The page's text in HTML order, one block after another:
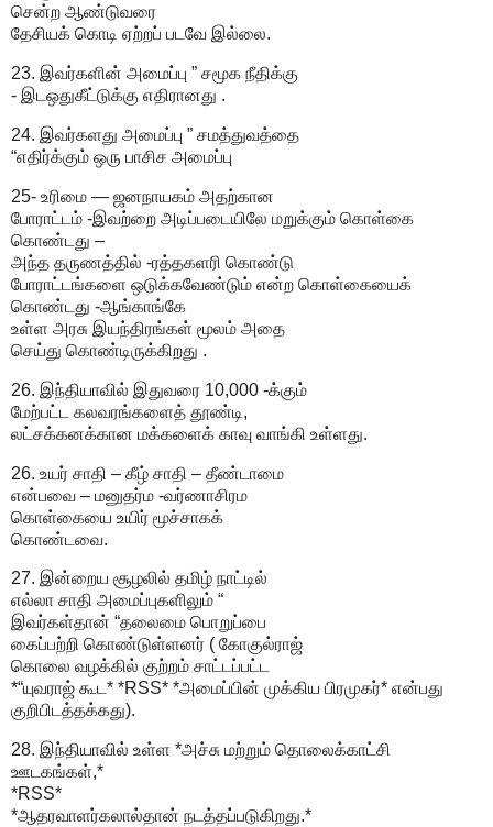
சென்ற ஆண்டுவரை
தேசியக் கொடி ஏற்றப் படவே இல்லை.
23. இவர்களின் அமைப்பு ” சமூக நீதிக்கு
- இடஒதுகீட்டுக்கு எதிரானது .
24. இவர்களது அமைப்பு ” சமத்துவத்தை
“எதிர்க்கும் ஒரு பாசிச அமைப்பு
25- உரிமை — ஜனநாயகம் அதற்கான
போராட்டம் -இவற்றை அடிப்படையிலே மறுக்கும் கொள்கை
கொண்டது –
அந்த தருணத்தில் -ரத்தகளரி கொண்டு
போராட்டங்களை ஒடுக்கவேண்டும் என்ற கொள்கையைக்
கொண்டது -ஆங்காங்கே
உள்ள அரசு இயந்திரங்கள் மூலம் அதை
செய்து கொண்டிருக்கிறது .
26. இந்தியாவில் இதுவரை 10,000 -க்கும்
மேற்பட்ட கலவரங்களைத் தூண்டி,
லட்சக்கனக்கான மக்களைக் காவு வாங்கி உள்ளது.
26. உயர் சாதி – கீழ் சாதி – தீண்டாமை
என்பவை – மனுதர்ம -வர்ணாசிரம
கொள்கையை உயிர் மூச்சாகக்
கொண்டவை.
27. இன்றைய சூழலில் தமிழ் நாட்டில்
எல்லா சாதி அமைப்புகளிலும் “
இவர்கள்தான் “தலைமை பொறுப்பை
கைப்பற்றி கொண்டுள்ளனர் ( கோகுல்ராஜ்
கொலை வழக்கில் குற்றம் சாட்டப்பட்ட
*“யுவராஜ் கூட* *RSS* *அமைப்பின் முக்கிய பிரமுகர்* என்பது
குறிபிடத்தக்கது).
28. இந்தியாவில் உள்ள *அச்சு மற்றும் தொலைக்காட்சி
ஊடகங்கள்,*
*RSS*
*ஆதரவாளர்கலால்தான் நடத்தப்படுகிறது.*